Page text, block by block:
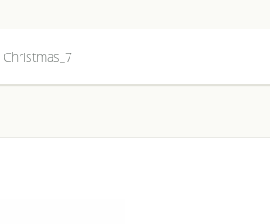
Christmas_7